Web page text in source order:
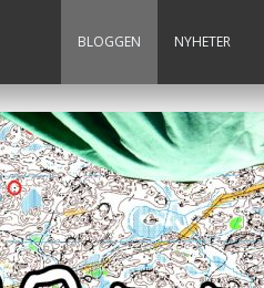
BLOGGEN NYHETER